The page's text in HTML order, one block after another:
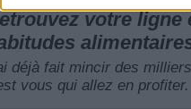
votre ligne
déjà fait mincir des
vous qui allez en profiter.